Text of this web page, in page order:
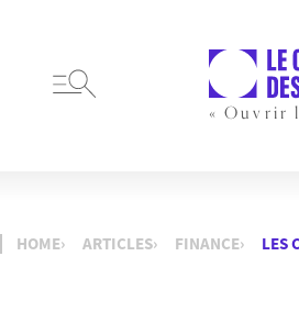
« Ouvrir
HOME ARTICLES FINANCE LES